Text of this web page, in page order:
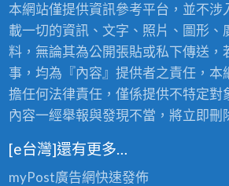
本網站僅提供資訊參考平台，並不涉
載一切的資訊、文字、照片、圖形、
料，無論其為公開張貼或私下傳送，
事，均為『內容』提供者之責任，本
擔任何法律責任，僅係提供不特定對
內容一經舉報與發現不當，將立即刪
[e台灣]還有更多…
myPost廣告網快速發佈